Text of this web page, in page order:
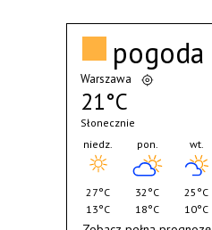
pogoda
Warszawa
21°C
Słonecznie
niedz.
27°C
13°C
pon.
32°C
18°C
wt.
25°C
10°C